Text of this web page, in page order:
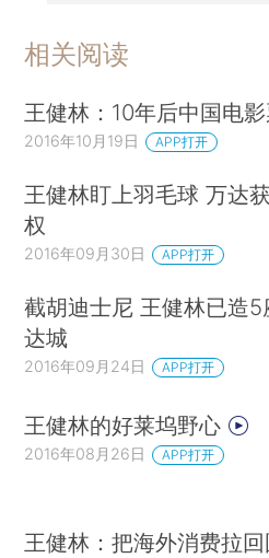
相关阅读
王健林：10年后中国电
2016年10月19日 APP打开
王健林盯上羽毛球 万达
权
2016年09月30日 APP打开
截胡迪士尼 王健林已造5
达城
2016年09月24日 APP打开
王健林的好莱坞野心
2016年08月26日 APP打开
王健林：把海外消费拉